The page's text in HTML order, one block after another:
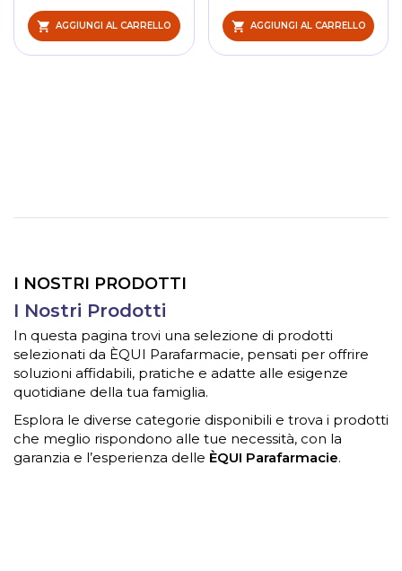
AGGIUNGI AL CARRELLO AGGIUNGI AL CARRELLO
I NOSTRI PRODOTTI
I Nostri Prodotti
In questa pagina trovi una selezione di prodotti
selezionati da ÈQUI Parafarmacie, pensati per offrire
soluzioni affidabili, pratiche e adatte alle esigenze
quotidiane della tua famiglia.
Esplora le diverse categorie disponibili e trova i prodotti
che meglio rispondono alle tue necessità, con la
garanzia e l’esperienza delle ÈQUI Parafarmacie.